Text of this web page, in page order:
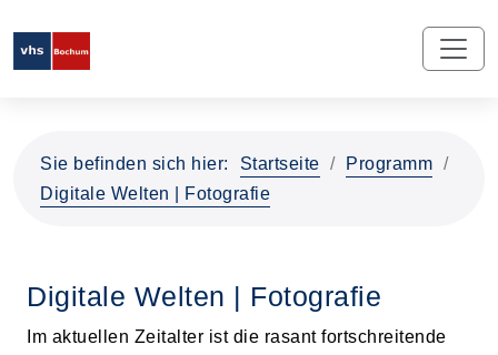
Sie befinden sich hier: Startseite
Programm
Digitale Welten | Fotografie
Digitale Welten | Fotografie
Im aktuellen Zeitalter ist die rasant fortschreitende